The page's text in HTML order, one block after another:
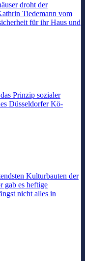
droht der
Tiedemann vom
für ihr Haus und
Prinzip sozialer
Düsseldorfer Kö-
Kulturbauten der
gab es heftige
nicht alles in